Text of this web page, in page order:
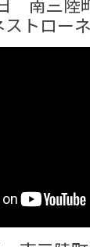
トローネ